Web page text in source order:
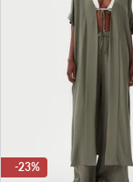
-23%